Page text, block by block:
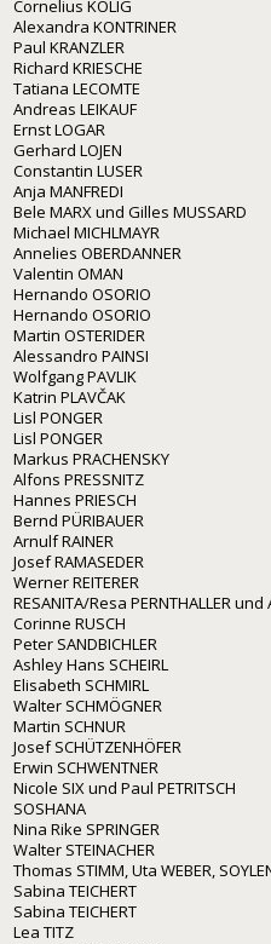
Cornelius KOLIG
Alexandra KONTRINER
Paul KRANZLER
Richard KRIESCHE
Tatiana LECOMTE
Andreas LEIKAUF
Ernst LOGAR
Gerhard LOJEN
Constantin LUSER
Anja MANFREDI
Bele MARX und Gilles MUSSARD
Michael MICHLMAYR
Annelies OBERDANNER
Valentin OMAN
Hernando OSORIO
Hernando OSORIO
Martin OSTERIDER
Alessandro PAINSI
Wolfgang PAVLIK
Katrin PLAVČAK
Lisl PONGER
Lisl PONGER
Markus PRACHENSKY
Alfons PRESSNITZ
Hannes PRIESCH
Bernd PÜRIBAUER
Arnulf RAINER
Josef RAMASEDER
Werner REITERER
RESANITA/Resa PERNTHALLER und
Corinne RUSCH
Peter SANDBICHLER
Ashley Hans SCHEIRL
Elisabeth SCHMIRL
Walter SCHMÖGNER
Martin SCHNUR
Josef SCHÜTZENHÖFER
Erwin SCHWENTNER
Nicole SIX und Paul PETRITSCH
SOSHANA
Nina Rike SPRINGER
Walter STEINACHER
Thomas STIMM, Uta WEBER,
Sabina TEICHERT
Sabina TEICHERT
Lea TITZ